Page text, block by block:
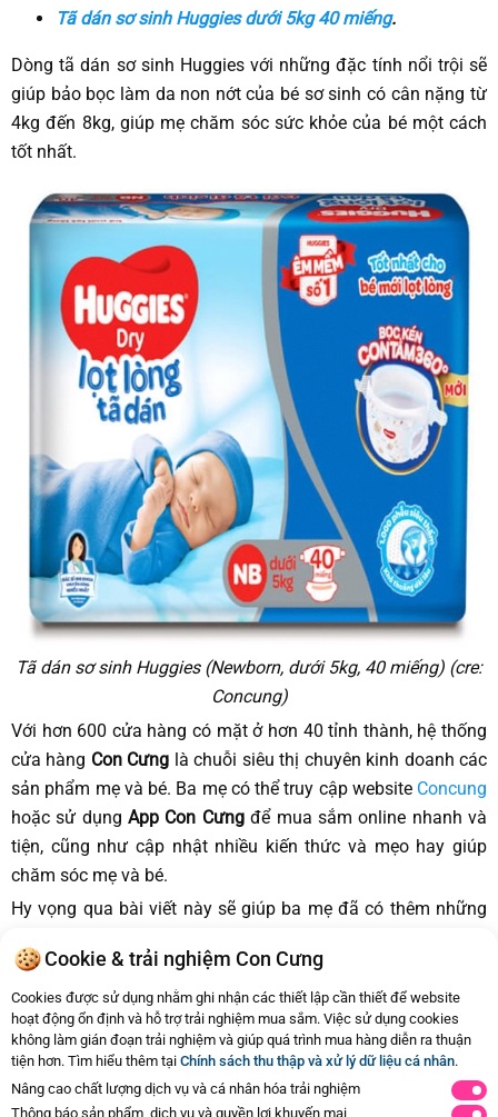
Tã dán sơ sinh Huggies dưới 5kg 40 miếng.
Dòng tã dán sơ sinh Huggies với những đặc tính nổi trội sẽ
giúp bảo bọc làm da non nớt của bé sơ sinh có cân nặng từ
4kg đến 8kg, giúp mẹ chăm sóc sức khỏe của bé một cách
tốt nhất.
Tã dán sơ sinh Huggies (Newborn, dưới 5kg, 40 miếng) (cre:
Concung)
Với hơn 600 cửa hàng có mặt ở hơn 40 tỉnh thành, hệ thống
cửa hàng Con Cưng là chuỗi siêu thị chuyên kinh doanh các
sản phẩm mẹ và bé. Ba mẹ có thể truy cập website Concung
hoặc sử dụngApp Con Cưngđể mua sắm online nhanh và
tiện, cũng như cập nhật nhiều kiến thức và mẹo hay giúp
chăm sóc mẹ và bé.
Hy vọng qua bài viết này sẽ giúp ba mẹ đã có thêm những
nhiên, mọi thông tin chỉ mang tính chất tham khảo. Để có
thông tin chính xác nhất, ba mẹ nên đưa bé đến cơ sở y tế
trực tiếp nhé. Chúc ba mẹ và các bé sức khỏe tốt và luôn
đồng hành cùngCon Cưng
Cookie & trải nghiệm Con Cưng
Cookies được sử dụng nhằm ghi nhận các thiết lập cần thiết để website
hoạt động ổn định và hỗ trợ trải nghiệm mua sắm. Việc sử dụng cookies
không làm gián đoạn trải nghiệm và giúp quá trình mua hàng diễn ra thuận
tiện hơn. Tìm hiểu thêm tại Chính sách thu thập và xử lý dữ liệu cá nhân.
Nâng cao chất lượng dịch vụ và cá nhân hóa trải nghiệm
Thông báo sản phẩm, dịch vụ và quyền lợi khuyến mại